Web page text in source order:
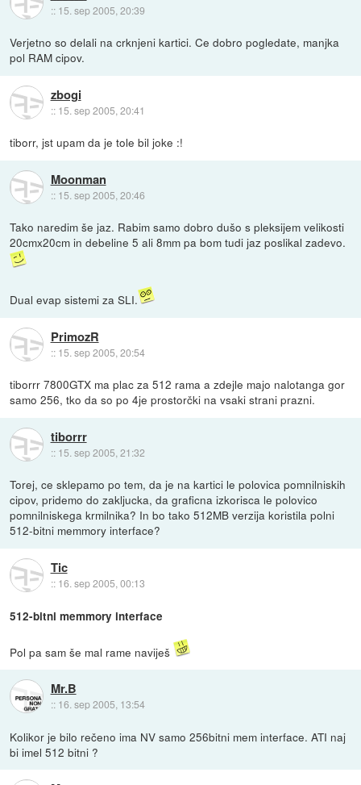
:: 15. sep 2005, 20:39
Verjetno so delali na crknjeni kartici. Ce dobro pogledate, manjka
pol RAM cipov.
zbogi
:: 15. sep 2005, 20:41
tiborr, jst upam da je tole bil joke :!
Moonman
:: 15. sep 2005, 20:46
Tako naredim še jaz. Rabim samo dobro dušo s pleksijem velikosti
20cmx20cm in debeline 5 ali 8mm pa bom tudi jaz poslikal zadevo.
Dual evap sistemi za SLI.
PrimozR
:: 15. sep 2005, 20:54
tiborrr 7800GTX ma plac za 512 rama a zdejle majo nalotanga gor
samo 256, tko da so po 4je prostorčki na vsaki strani prazni.
tiborrr
:: 15. sep 2005, 21:32
Torej, ce sklepamo po tem, da je na kartici le polovica pomnilniskih
cipov, pridemo do zakljucka, da graficna izkorisca le polovico
pomnilniskega krmilnika? In bo tako 512MB verzija koristila polni
512-bitni memmory interface?
Tic
:: 16. sep 2005, 00:13
512-bitni memmory interface
Pol pa sam še mal rame naviješ
Mr.B
:: 16. sep 2005, 13:54
Kolikor je bilo rečeno ima NV samo 256bitni mem interface. ATI naj
bi imel 512 bitni ?